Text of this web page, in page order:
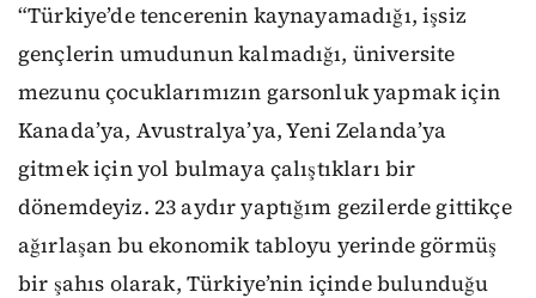
“Türkiye’de tencerenin kaynayamadığı, işsiz
gençlerin umudunun kalmadığı, üniversite
mezunu çocuklarımızın garsonluk yapmak için
Kanada’ya, Avustralya’ya, Yeni Zelanda’ya
gitmek için yol bulmaya çalıştıkları bir
dönemdeyiz. 23 aydır yaptığım gezilerde gittikçe
ağırlaşan bu ekonomik tabloyu yerinde görmüş
bir şahıs olarak, Türkiye’nin içinde bulunduğu